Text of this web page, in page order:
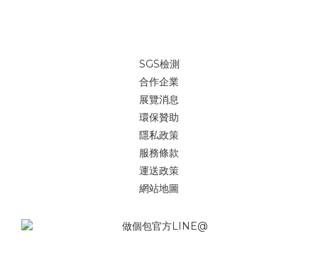
SGS檢測
合作企業
展覽消息
環保贊助
隱私政策
服務條款
運送政策
網站地圖